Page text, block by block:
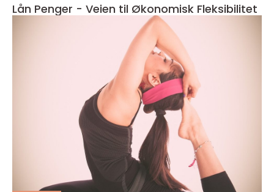
Lån Penger - Veien til Økonomisk Fleksibilitet